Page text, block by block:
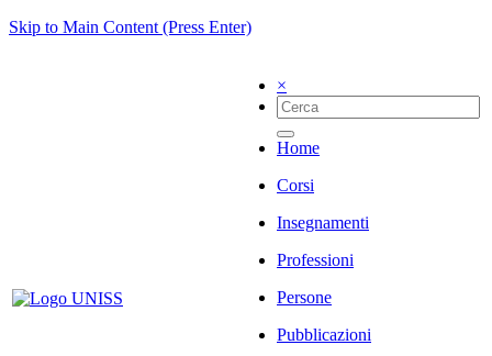
Skip to Main Content (Press Enter)
×
Home
Corsi
Insegnamenti
Professioni
Persone
Pubblicazioni